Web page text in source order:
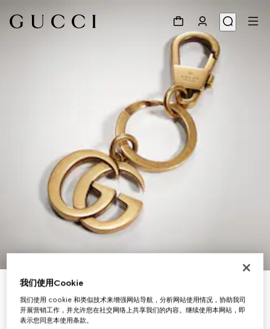
双G钥匙链
€ 290
我们使用Cookie
我们使用 cookie 和类似技术来增强网站导航，分析网站使用情况，协助我司
开展营销工作，并允许您在社交网络上共享我们的内容。继续使用本网站，即
表示您同意本使用条款。